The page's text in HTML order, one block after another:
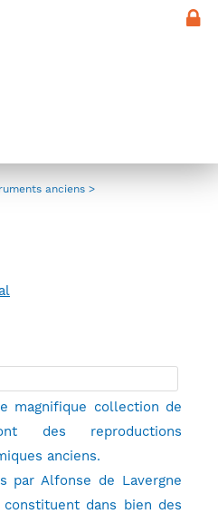
anciens
magnifique collection de
des reproductions
anciens.
par Alfonse de Lavergne
dans bien des